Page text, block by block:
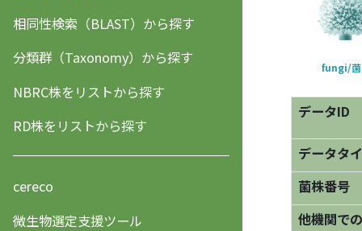
相同性検索（BLAST）から探す
分類群（Taxonomy）から探す
NBRC株をリストから探す
RD株をリストから探す
cereco
微生物選定支援ツール
データID
データタ
菌株番号
他機関で